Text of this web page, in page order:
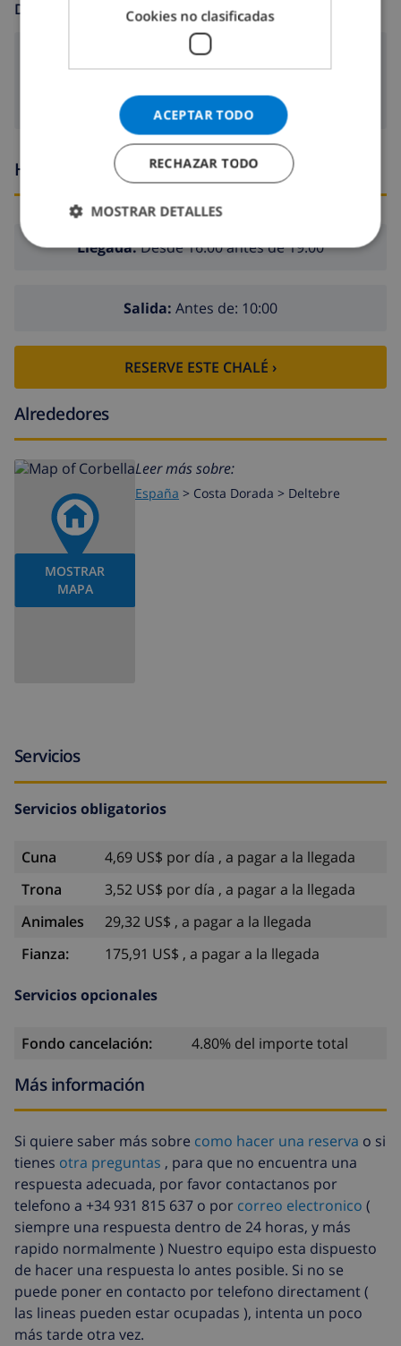
DIVERSIÓN
Horario de llegada y salida
Llegada:Desde 16:00 antes de 19:00
Salida: Antes de: 10:00
RESERVE ESTE CHALÉ ›
Alrededores
MOSTRAR
MAPA
Leer más sobre:
España > Costa Dorada > Deltebre
Servicios
Servicios obligatorios
Cuna
4,69 US$ por día , a pagar a la llegada
Trona
3,52 US$ por día , a pagar a la llegada
Animales
29,32 US$ , a pagar a la llegada
Fianza:
175,91 US$ , a pagar a la llegada
Servicios opcionales
Fondo cancelación: 4.80% del importe total
Más información
Si quiere saber más sobre como hacer una reserva o si
tienes otra preguntas , para que no encuentra una
respuesta adecuada, por favor contactanos por
telefono a +34 931 815 637 o por correo electronico (
siempre una respuesta dentro de 24 horas, y más
rapido normalmente ) Nuestro equipo esta dispuesto
de hacer una respuesta lo antes posible. Si no se
puede poner en contacto por telefono directament (
las lineas pueden estar ocupadas ), intenta un poco
más tarde otra vez.
Cookies no clasificadas
ACEPTAR TODO
RECHAZAR TODO
MOSTRAR DETALLES